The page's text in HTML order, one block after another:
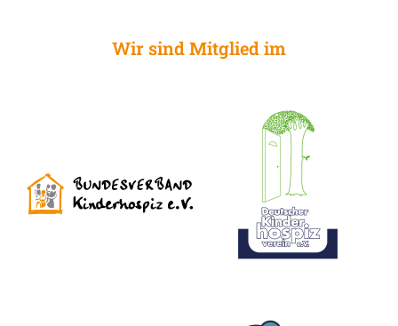
Wir sind Mitglied im